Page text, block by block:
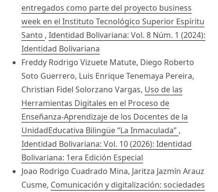
entregados como parte del proyecto business
week en el Instituto Tecnológico Superior Espíritu
Santo , Identidad Bolivariana: Vol. 8 Núm. 1 (2024):
Identidad Bolivariana
Freddy Rodrigo Vizuete Matute, Diego Roberto
Soto Guerrero, Luis Enrique Tenemaya Pereira,
Christian Fidel Solorzano Vargas, Uso de las
Herramientas Digitales en el Proceso de
Enseñanza-Aprendizaje de los Docentes de la
UnidadEducativa Bilingüe “La Inmaculada” ,
Identidad Bolivariana: Vol. 10 (2026): Identidad
Bolivariana: 1era Edición Especial
Joao Rodrigo Cuadrado Mina, Jaritza Jazmín Arauz
Cusme, Comunicación y digitalización: sociedades